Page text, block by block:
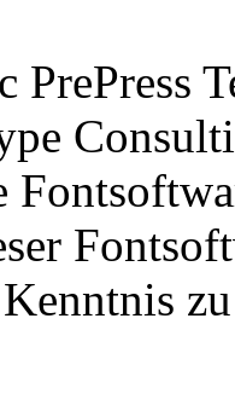
PrePress
zu